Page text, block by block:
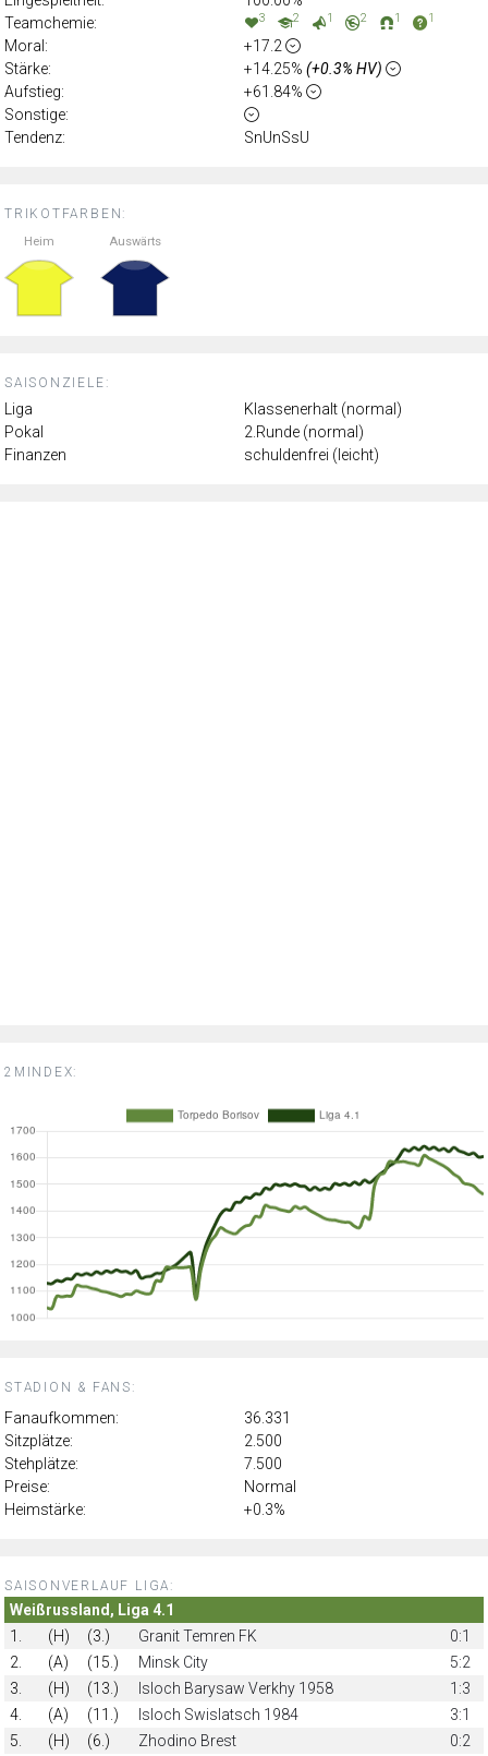
TRIKOTFARBEN:
Heim Auswärts
SAISONZIELE:
Liga
Klassenerhalt (normal)
Pokal
2.Runde (normal)
Finanzen
schuldenfrei (leicht)
2MINDEX:
Teamchemie:
3 2 1 2 1 1
Moral:
+17.2
Stärke:
+14.25% (+0.3% HV)
Aufstieg:
+61.84%
Sonstige:
Tendenz:
SnUnSsU
STADION & FANS:
Fanaufkommen:
36.331
Sitzplätze:
2.500
Stehplätze:
7.500
Preise:
Normal
Heimstärke:
+0.3%
SAISONVERLAUF LIGA:
Weißrussland, Liga 4.1
1.
(H) (3.) Granit Temren FK
0:1
2.
(A) (15.) Minsk City
5:2
3.
(H) (13.) Isloch Barysaw Verkhy 1958
1:3
4.
(A) (11.) Isloch Swislatsch 1984
3:1
5.
(H) (6.) Zhodino Brest
0:2